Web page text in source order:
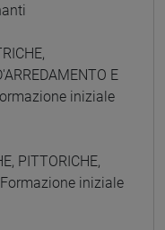
E
iniziale
PITTORICHE,
Formazione iniziale